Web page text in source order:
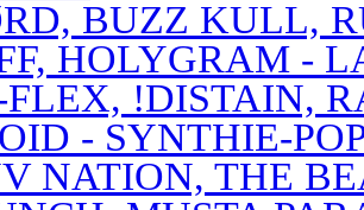
BUZZ KULL,
HOLYGRAM -
FLEX, !DISTAIN,
- SYNTHIE-
NATION, THE